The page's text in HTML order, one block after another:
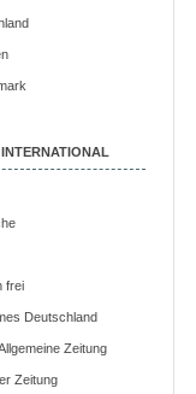
frei
Deutschland
Zeitung
Zeitung